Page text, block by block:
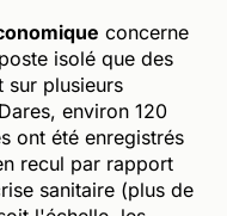
concerne
isolé que des
sur plusieurs
environ 120
ont été enregistrés
recul par rapport
sanitaire (plus de